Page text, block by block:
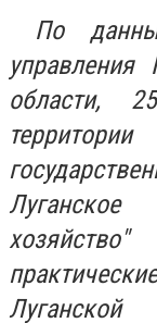
По
области,
территории